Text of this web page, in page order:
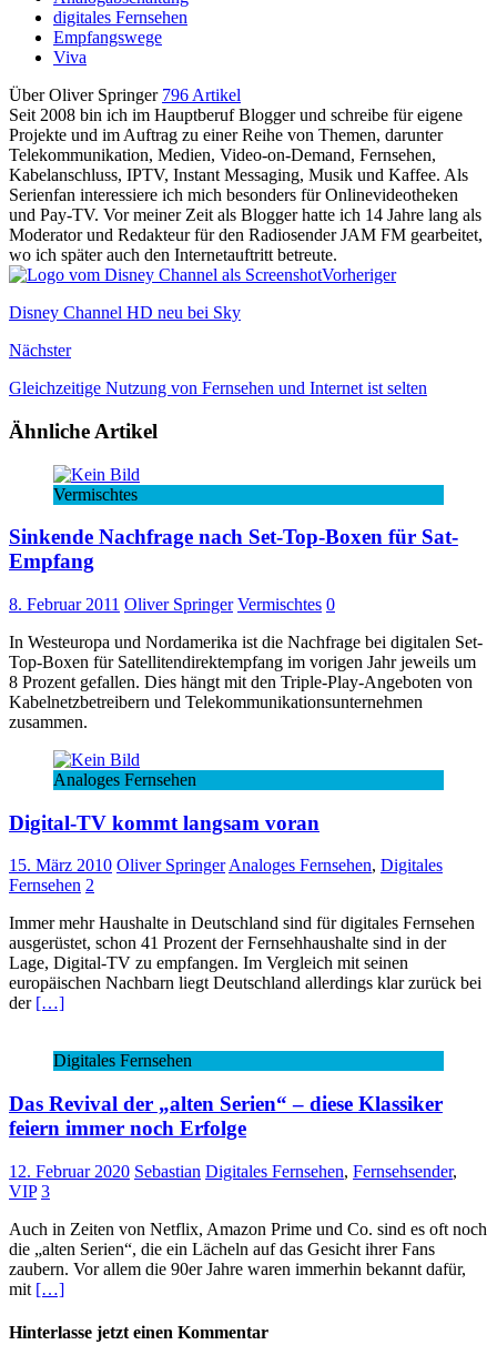
digitales Fernsehen
Empfangswege
Viva
Über Oliver Springer 796 Artikel
Seit 2008 bin ich im Hauptberuf Blogger und schreibe für eigene
Projekte und im Auftrag zu einer Reihe von Themen, darunter
Telekommunikation, Medien, Video-on-Demand, Fernsehen,
Kabelanschluss, IPTV, Instant Messaging, Musik und Kaffee. Als
Serienfan interessiere ich mich besonders für Onlinevideotheken
und Pay-TV. Vor meiner Zeit als Blogger hatte ich 14 Jahre lang als
Moderator und Redakteur für den Radiosender JAM FM gearbeitet,
wo ich später auch den Internetauftritt betreute.
Vorheriger
Disney Channel HD neu bei Sky
Nächster
Gleichzeitige Nutzung von Fernsehen und Internet ist selten
Ähnliche Artikel
Vermischtes
Sinkende Nachfrage nach Set-Top-Boxen für Sat-
Empfang
8. Februar 2011 Oliver Springer Vermischtes 0
In Westeuropa und Nordamerika ist die Nachfrage bei digitalen Set-
Top-Boxen für Satellitendirektempfang im vorigen Jahr jeweils um
8 Prozent gefallen. Dies hängt mit den Triple-Play-Angeboten von
Kabelnetzbetreibern und Telekommunikationsunternehmen
zusammen.
Analoges Fernsehen
Digital-TV kommt langsam voran
15. März 2010 Oliver SpringerAnaloges Fernsehen, Digitales
Fernsehen 2
Immer mehr Haushalte in Deutschland sind für digitales Fernsehen
ausgerüstet, schon 41 Prozent der Fernsehhaushalte sind in der
Lage, Digital-TV zu empfangen. Im Vergleich mit seinen
europäischen Nachbarn liegt Deutschland allerdings klar zurück bei
der […]
Digitales Fernsehen
Das Revival der „alten Serien“ – diese Klassiker
feiern immer noch Erfolge
12. Februar 2020 Sebastian Digitales Fernsehen, Fernsehsender,
VIP 3
Auch in Zeiten von Netflix, Amazon Prime und Co. sind es oft noch
die „alten Serien“, die ein Lächeln auf das Gesicht ihrer Fans
zaubern. Vor allem die 90er Jahre waren immerhin bekannt dafür,
mit […]
Hinterlasse jetzt einen Kommentar